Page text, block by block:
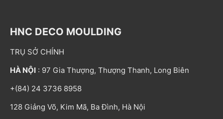
HNC DECO MOULDING
TRỤ SỞ CHÍNH
HÀ NỘI : 97 Gia Thượng, Thượng Thanh, Long Biên
+(84) 24 3736 8958
128 Giảng Võ, Kim Mã, Ba Đình, Hà Nội